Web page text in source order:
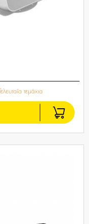
Τελευταία τεμάχια